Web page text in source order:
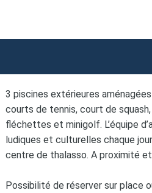
3 piscines extérieures
courts de tennis, court de
fléchettes et minigolf. L’équipe
ludiques et culturelles chaque
centre de thalasso. A proximité
Possibilité de réserver sur place